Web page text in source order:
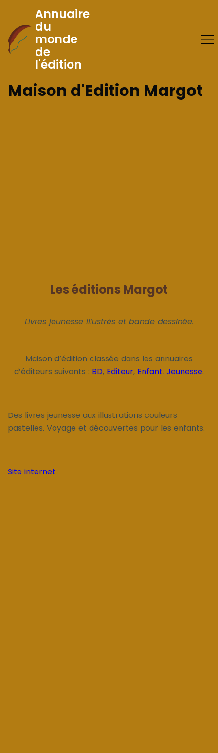
Skip
to
Content
Annuaire
du
monde
de
l'édition
Maison d'Edition Margot
Les éditions Margot
Livres jeunesse illustrés et bande dessinée.
Maison d’édition classée dans les annuaires
d’éditeurs suivants : BD, Editeur, Enfant, Jeunesse.
Des livres jeunesse aux illustrations couleurs
pastelles. Voyage et découvertes pour les enfants.
Site internet